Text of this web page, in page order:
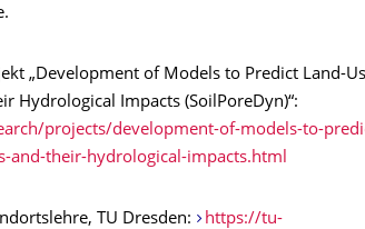
„Development of Models to Predict Land-
Hydrological Impacts (SoilPoreDyn)“:
projects/development-of-models-to-
and-their-hydrological-impacts.html
TU Dresden:
https://tu-